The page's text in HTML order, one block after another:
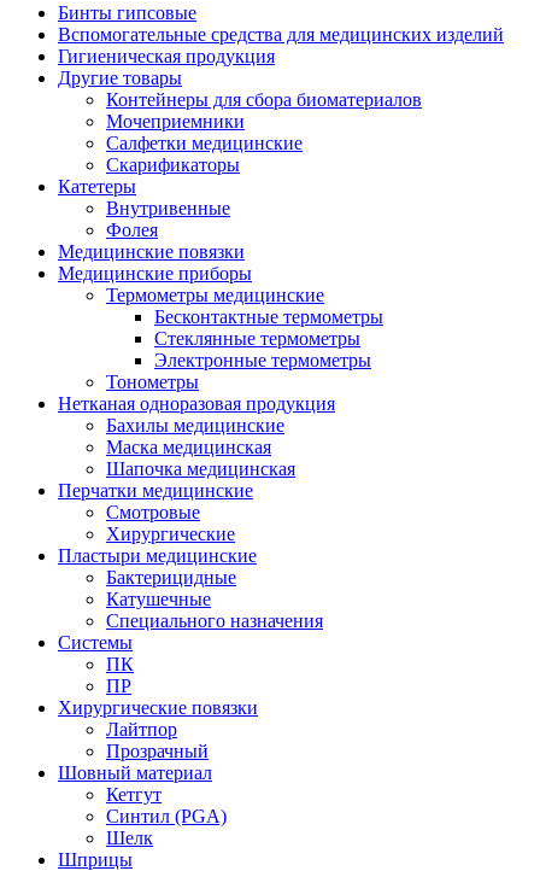
Бинты гипсовые
Вспомогательные средства для медицинских изделий
Гигиеническая продукция
Другие товары
Контейнеры для сбора биоматериалов
Мочеприемники
Салфетки медицинские
Скарификаторы
Катетеры
Внутривенные
Фолея
Медицинские повязки
Медицинские приборы
Термометры медицинские
Бесконтактные термометры
Стеклянные термометры
Электронные термометры
Тонометры
Нетканая одноразовая продукция
Бахилы медицинские
Маска медицинская
Шапочка медицинская
Перчатки медицинские
Смотровые
Хирургические
Пластыри медицинские
Бактерицидные
Катушечные
Специального назначения
Системы
ПК
ПР
Хирургические повязки
Лайтпор
Прозрачный
Шовный материал
Кетгут
Синтил (PGA)
Шелк
Шприцы